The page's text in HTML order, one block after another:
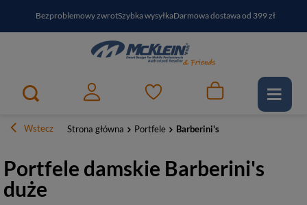
Bezproblemowy zwrotSzybka wysyłkaDarmowa dostawa od 399 zł
PayPo - kup i zapłać za30 dniZapisz się do newslettera i odbierz RABAT
Wstecz Strona główna Portfele Barberini's
Portfele damskie Barberini's
duże